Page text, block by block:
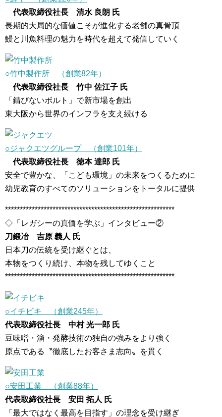
代表取締役社長 清水 良朗 氏
長期的大局的な価値こそが進化する老舗の真骨頂
鰻と川魚料理の魅力を時代を超えて発信していく
○竹中製作所 （創業82年）
代表取締役社長 竹中 佐江子 氏
「錆びないボルト」で新市場を創出
東大阪から世界のインフラを支え続ける
○ジャクエツグループ （創業101年）
代表取締役社長 徳本 達郎 氏
安全で豊かな、「こども環境」の未来をつくるために
幼児教育のすべてのソリューションをトータルに提供
*********************************************************
◇「レガシーの真価を学ぶ」インタビュー②
刀鍛冶 吉原 義人 氏
日本刀の伝統を受け継ぐとは、
本物をつくり続け、本物を残してゆくこと
*********************************************************
○イチビキ （創業245年）
代表取締役社長 中村 光一郎 氏
豆味噌・溜・発酵技術の独自の強みをより強く
原点である〝徹底したお客さま志向〟を貫く
○安田工業 （創業88年）
代表取締役社長 安田 拓人 氏
「最大ではなく最高を目指す」の理念を受け継ぎ